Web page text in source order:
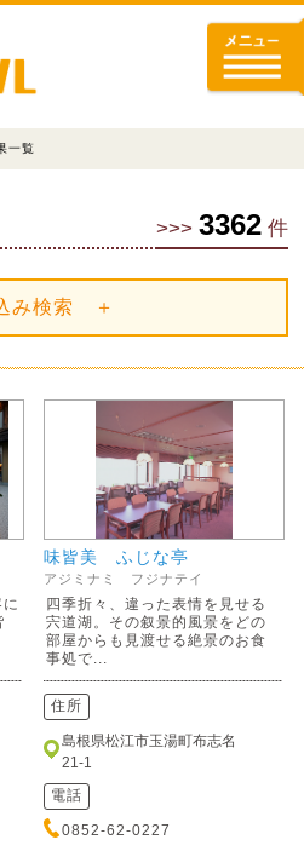
一覧
>>> 3362 件
み検索 ＋
味皆美 ふじな亭
アジミナミ フジナテイ
四季折々、違った表情を見せる
宍道湖。その叙景的風景をどの
部屋からも見渡せる絶景のお食
事処で...
住所
島根県松江市玉湯町布志名
21-1
電話
0852-62-0227